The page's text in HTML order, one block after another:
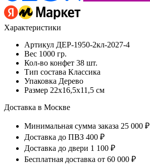
Характеристики
Артикул ДЕР-1950-2кл-2027-4
Вес 1000 гр.
Кол-во конфет 38 шт.
Тип состава Классика
Упаковка Дерево
Размер 22x16,5x11,5 см
Доставка в Москве
Минимальная сумма заказа 25 000 ₽
Доставка до ПВЗ 400 ₽
Доставка до двери 1 100 ₽
Бесплатная доставка от 60 000 ₽